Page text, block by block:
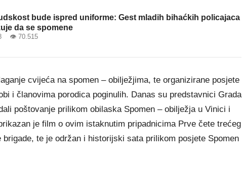
bude ispred uniforme: Gest mladih bihaćkih policajaca
da se spomene
👁 70.515
cvijeća na spomen – obilježjima, te organizirane posjete
i članovima porodica poginulih. Danas su predstavnici Grada
poštovanje prilikom obilaska Spomen – obilježja u Vinici i
je film o ovim istaknutim pripadnicima Prve čete trećeg
brigade, te je održan i historijski sata prilikom posjete Spomen